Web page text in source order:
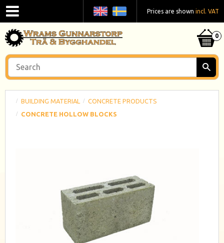
Prices are shown incl. VAT
BUILDING MATERIAL
CONCRETE PRODUCTS
CONCRETE HOLLOW BLOCKS